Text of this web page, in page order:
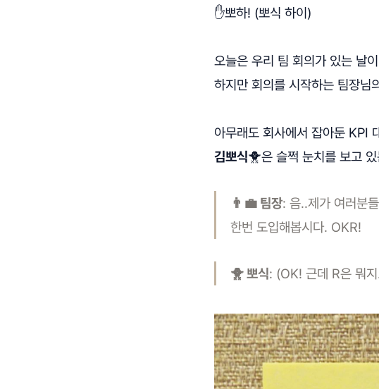
✋뽀하! (뽀식 하이)
오늘은 우리 팀 회의가 있는 날
하지만 회의를 시작하는 팀장님
아무래도 회사에서 잡아둔 KPI
김뽀식🐥은 슬쩍 눈치를 보고
👨‍💼 팀장: 음..제가 여러분
한번 도입해봅시다. OKR!
🐥 뽀식: (OK! 근데 R은 뭐